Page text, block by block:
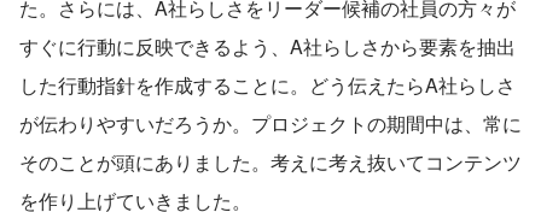
た。さらには、A社らしさをリーダー候補の社員の方々が
すぐに行動に反映できるよう、A社らしさから要素を抽出
した行動指針を作成することに。どう伝えたらA社らしさ
が伝わりやすいだろうか。プロジェクトの期間中は、常に
そのことが頭にありました。考えに考え抜いてコンテンツ
を作り上げていきました。